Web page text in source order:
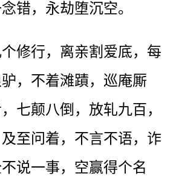
错，永劫堕沉空。
修行，离亲割爱底，每
，不着滩蹟，巡庵厮
七颠八倒，放轧九百，
至问着，不言不语，诈
说一事，空赢得个名